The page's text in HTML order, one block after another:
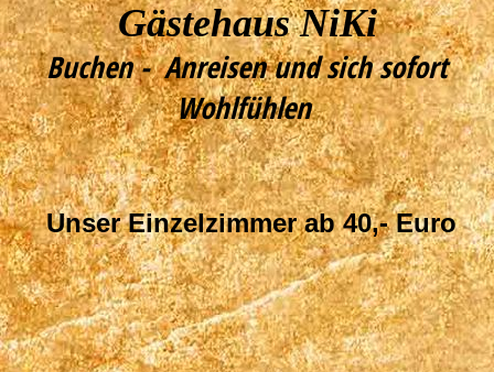
Gästehaus NiKi
Buchen - Anreisen und sich sofort
Wohlfühlen
Unser Einzelzimmer ab 40,- Euro